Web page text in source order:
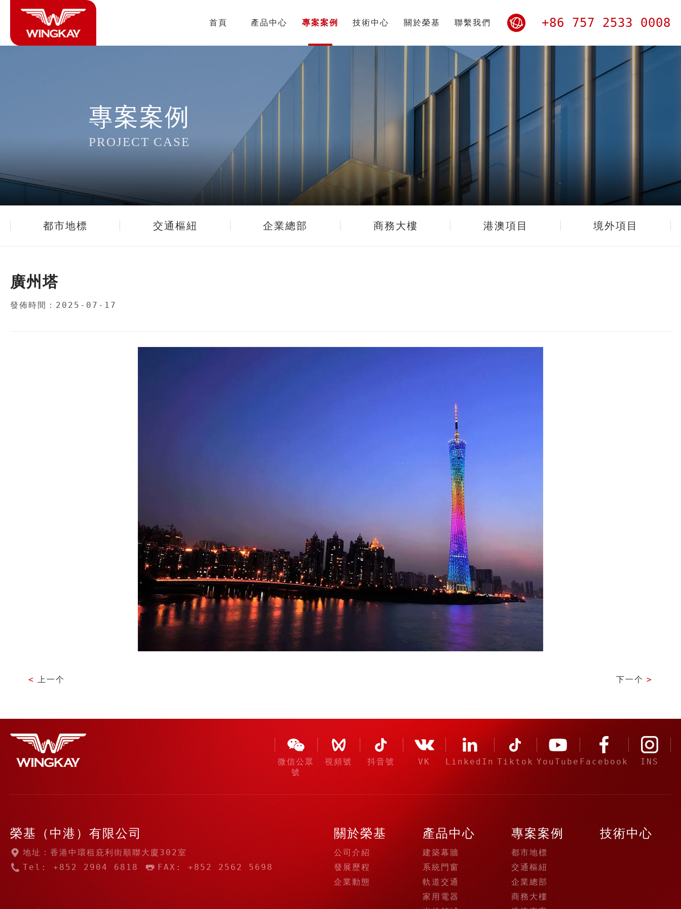
首頁 產品中心 專案案例 技術中心 關於榮基 聯繫我們 +86 757 2533 0008
專案案例
PROJECT CASE
都市地標 交通樞紐 企業總部 商務大樓 港澳項目 境外項目
廣州塔
發佈時間：2025-07-17
< 上一个 下一个 >
微信公眾
號
視頻號 抖音號 VK LinkedIn Tiktok YouTube Facebook INS
榮基（中港）有限公司
地址：香港中環租庇利街順聯大廈302室
Tel: +852 2904 6818
FAX: +852 2562 5698
關於榮基
公司介紹
發展歷程
企業動態
產品中心
建築幕牆
系統門窗
軌道交通
家用電器
專案案例
都市地標
交通樞紐
企業總部
商務大樓
技術中心